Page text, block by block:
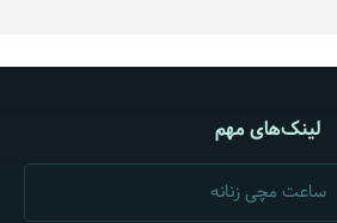
لینک‌های مهم
ساعت مچی زنانه